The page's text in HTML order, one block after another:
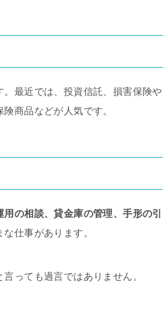
。最近では、投資信託、損害保険や
商品などが人気です。
の相談、貸金庫の管理、手形の引
仕事があります。
言っても過言ではありません。